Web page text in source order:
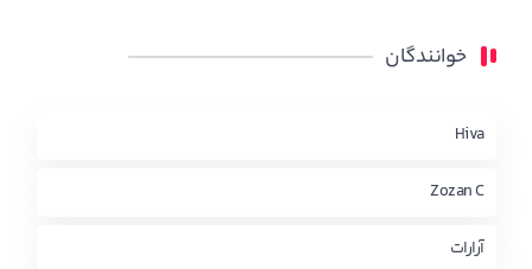
محمد جزا
چاو من
خوانندگان
Hiva
Zozan C
آرارات